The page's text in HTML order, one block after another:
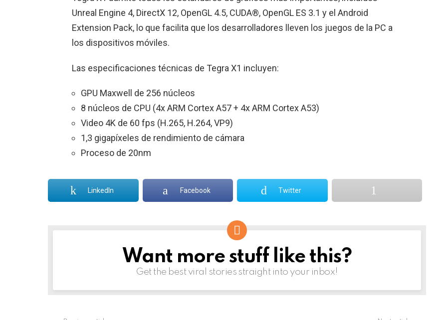
Unreal Engine 4, DirectX 12, OpenGL 4.5, CUDA®, OpenGL ES 3.1 y el Android
Extension Pack, lo que facilita que los desarrolladores lleven los juegos de la PC a
los dispositivos móviles.
Las especificaciones técnicas de Tegra X1 incluyen:
GPU Maxwell de 256 núcleos
8 núcleos de CPU (4x ARM Cortex A57 + 4x ARM Cortex A53)
Video 4K de 60 fps (H.265, H.264, VP9)
1,3 gigapíxeles de rendimiento de cámara
Proceso de 20nm
LinkedIn Facebook Twitter
NEWSLETTERWant more stuff like this?
Get the best viral stories straight into your inbox!